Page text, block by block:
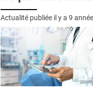
Actualité publiée il y a 9